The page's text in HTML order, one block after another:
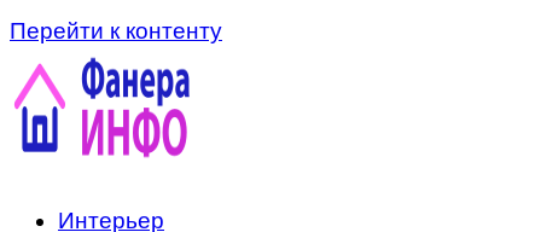
Перейти к контенту
Интерьер